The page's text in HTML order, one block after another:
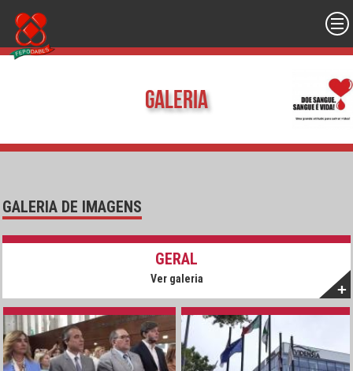
Galeria
GALERIA DE IMAGENS
GERAL
Ver galeria +